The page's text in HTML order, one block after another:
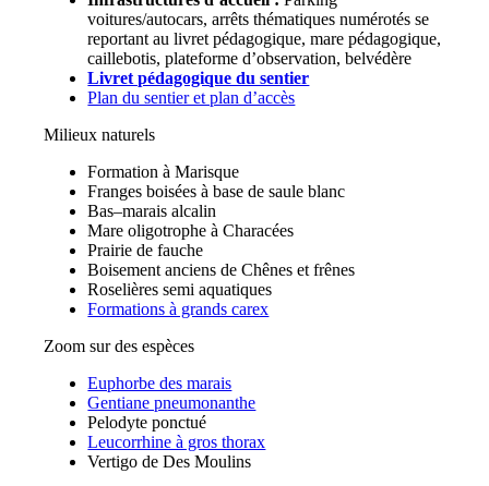
voitures/autocars, arrêts thématiques numérotés se
reportant au livret pédagogique, mare pédagogique,
caillebotis, plateforme d’observation, belvédère
Livret pédagogique du sentier
Plan du sentier et plan d’accès
Milieux naturels
Formation à Marisque
Franges boisées à base de saule blanc
Bas–marais alcalin
Mare oligotrophe à Characées
Prairie de fauche
Boisement anciens de Chênes et frênes
Roselières semi aquatiques
Formations à grands carex
Zoom sur des espèces
Euphorbe des marais
Gentiane pneumonanthe
Pelodyte ponctué
Leucorrhine à gros thorax
Vertigo de Des Moulins